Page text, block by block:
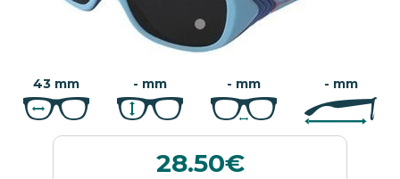
43 mm - mm - mm - mm
28.50